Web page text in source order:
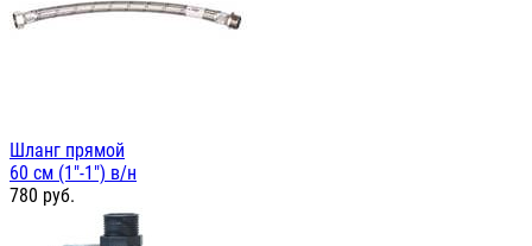
Шланг прямой
60 см (1"-1") в/н
780 руб.